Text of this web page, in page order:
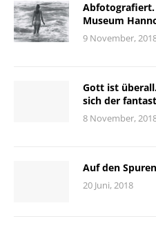
Abfotografiert.
Museum
9 November,
Gott ist
sich der
8 November,
Auf den
20 Juni, 2018